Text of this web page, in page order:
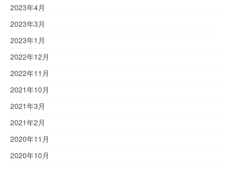
2023年4月
2023年3月
2023年1月
2022年12月
2022年11月
2021年10月
2021年3月
2021年2月
2020年11月
2020年10月